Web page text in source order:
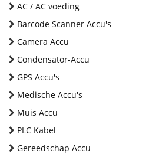
AC / AC voeding
Barcode Scanner Accu's
Camera Accu
Condensator-Accu
GPS Accu's
Medische Accu's
Muis Accu
PLC Kabel
Gereedschap Accu